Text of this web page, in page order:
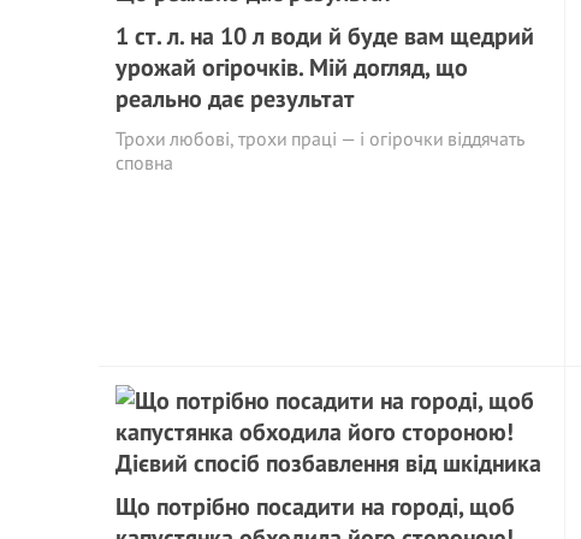
1 ст. л. на 10 л води й буде вам щедрий
урожай огірочків. Мій догляд, що
реально дає результат
Трохи любові, трохи праці — і огірочки віддячать
сповна
Що потрібно посадити на городі, щоб